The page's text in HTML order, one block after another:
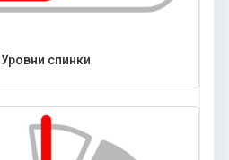
Уровни спинки